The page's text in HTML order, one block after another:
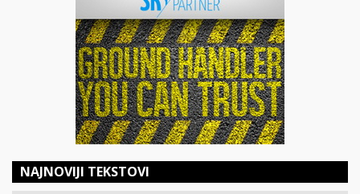
NAJNOVIJI TEKSTOVI